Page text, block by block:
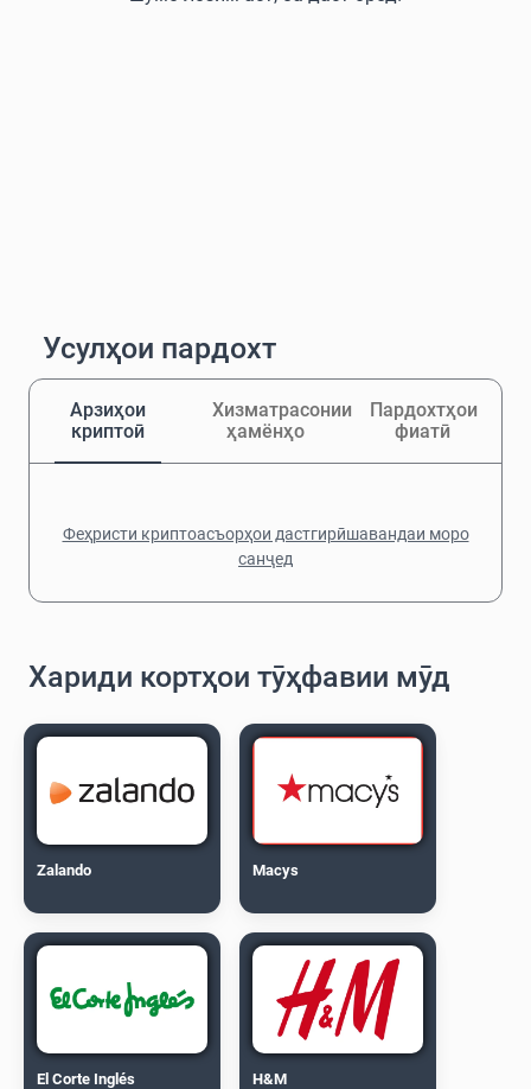
Усулҳои пардохт
Арзиҳои
криптоӣ
Хизматрасонии
ҳамёнҳо
Пардохтҳои
фиатӣ
Феҳристи криптоасъорҳои дастгирӣшавандаи моро
санҷед
Хариди кортҳои тӯҳфавии мӯд
Zalando Macys
El Corte Inglés H&M